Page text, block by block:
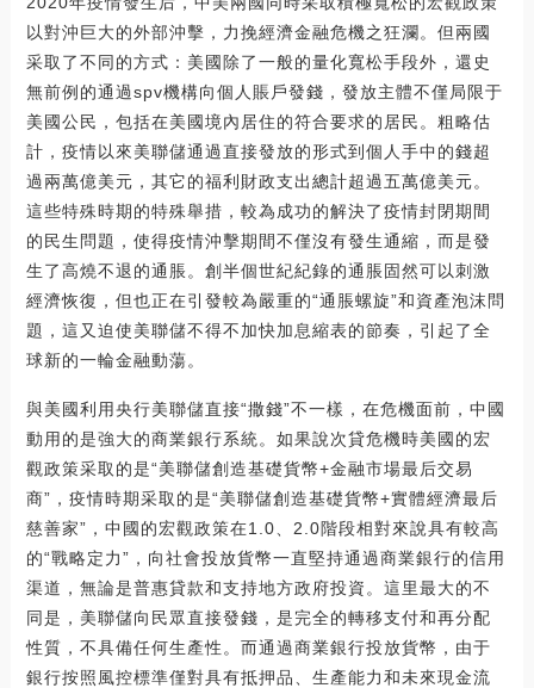
以對沖巨大的外部沖擊，力挽經濟金融危機之狂瀾。但兩國
采取了不同的方式：美國除了一般的量化寬松手段外，還史
無前例的通過spv機構向個人賬戶發錢，發放主體不僅局限于
美國公民，包括在美國境內居住的符合要求的居民。粗略估
計，疫情以來美聯儲通過直接發放的形式到個人手中的錢超
過兩萬億美元，其它的福利財政支出總計超過五萬億美元。
這些特殊時期的特殊舉措，較為成功的解決了疫情封閉期間
的民生問題，使得疫情沖擊期間不僅沒有發生通縮，而是發
生了高燒不退的通脹。創半個世紀紀錄的通脹固然可以刺激
經濟恢復，但也正在引發較為嚴重的“通脹螺旋”和資產泡沫問
題，這又迫使美聯儲不得不加快加息縮表的節奏，引起了全
球新的一輪金融動蕩。
與美國利用央行美聯儲直接“撒錢”不一樣，在危機面前，中國
動用的是強大的商業銀行系統。如果說次貸危機時美國的宏
觀政策采取的是“美聯儲創造基礎貨幣+金融市場最后交易
商”，疫情時期采取的是“美聯儲創造基礎貨幣+實體經濟最后
慈善家”，中國的宏觀政策在1.0、2.0階段相對來說具有較高
的“戰略定力”，向社會投放貨幣一直堅持通過商業銀行的信用
渠道，無論是普惠貸款和支持地方政府投資。這里最大的不
同是，美聯儲向民眾直接發錢，是完全的轉移支付和再分配
性質，不具備任何生產性。而通過商業銀行投放貨幣，由于
銀行按照風控標準僅對具有抵押品、生產能力和未來現金流